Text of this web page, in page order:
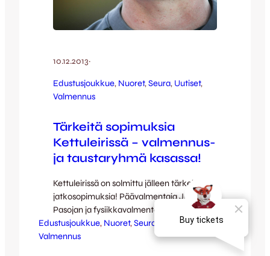
10.12.2013·
Edustusjoukkue, Nuoret, Seura, Uutiset
Valmennus
Tärkeitä sopimuksia
Kettuleirissä – valmennus-
ja taustaryhmä kasassa!
Kettuleirissä on solmittu jälleen tärkeitä
jatkosopimuksia! Päävalmentaja Juha
Pasojan ja fysiikkavalmentaja Antti Luhdan
lisäksi Ville Priha jatkaa edustusjoukkueen
valmentajana tulevan kauden kattavalla
Edustusjoukkue, Nuoret, Seura Uutiset,
Valmennus